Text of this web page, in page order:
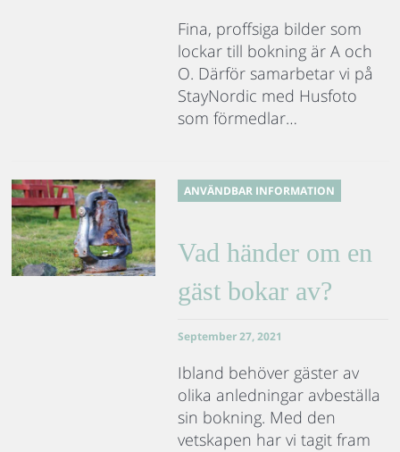
Fina, proffsiga bilder som
lockar till bokning är A och
O. Därför samarbetar vi på
StayNordic med Husfoto
som förmedlar…
ANVÄNDBAR INFORMATION
Vad händer om en
gäst bokar av?
September 27, 2021
Ibland behöver gäster av
olika anledningar avbeställa
sin bokning. Med den
vetskapen har vi tagit fram